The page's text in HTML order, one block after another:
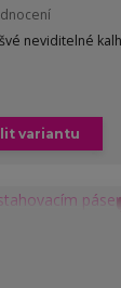
neviditelné
variantu